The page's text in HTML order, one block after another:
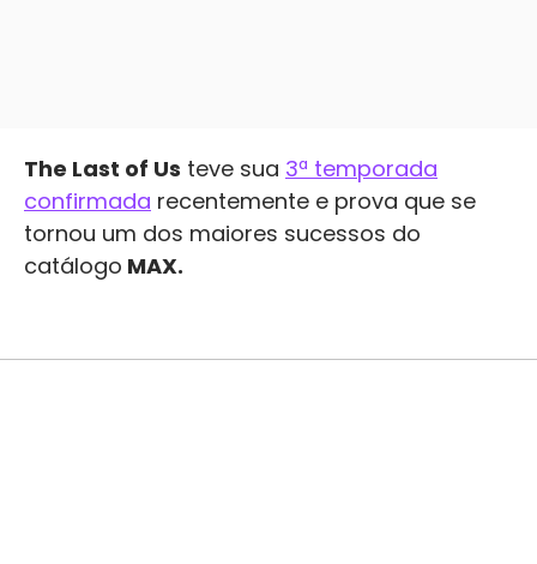
The Last of Us teve sua 3ª temporada
confirmada recentemente e prova que se
tornou um dos maiores sucessos do
catálogo MAX.